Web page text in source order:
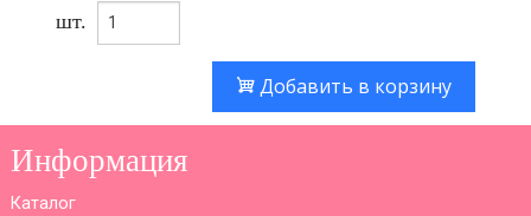
шт.
Добавить в корзину
Информация
Каталог